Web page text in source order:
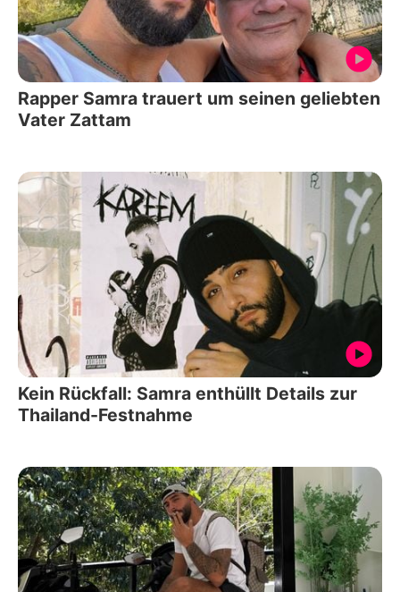
Rapper Samra trauert um seinen geliebten
Vater Zattam
Kein Rückfall: Samra enthüllt Details zur
Thailand-Festnahme